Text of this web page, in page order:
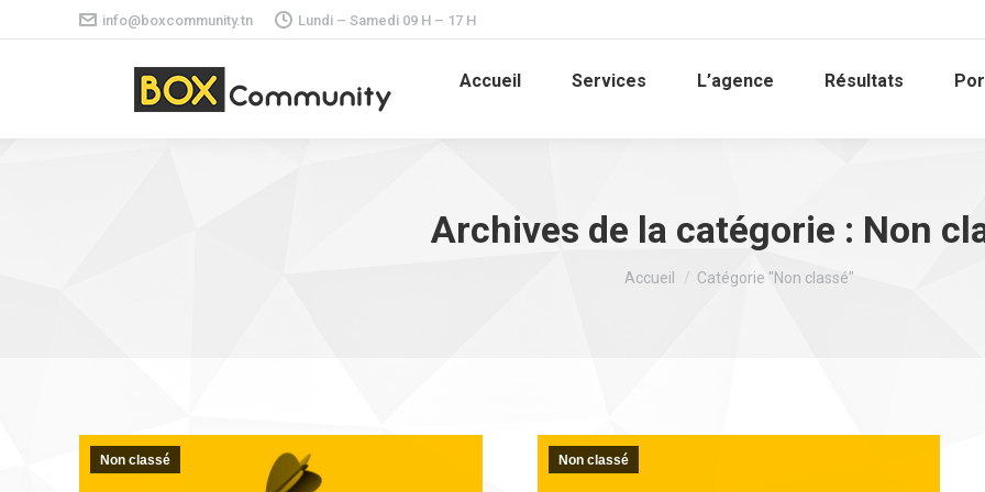
info@boxcommunity.tn Lundi – Samedi 09 H – 17 H
Accueil Services L’agence Résultats
Archives de la catégorie : Non
Vous êtes ici :
Accueil Catégorie "Non classé"
Non classé Non classé